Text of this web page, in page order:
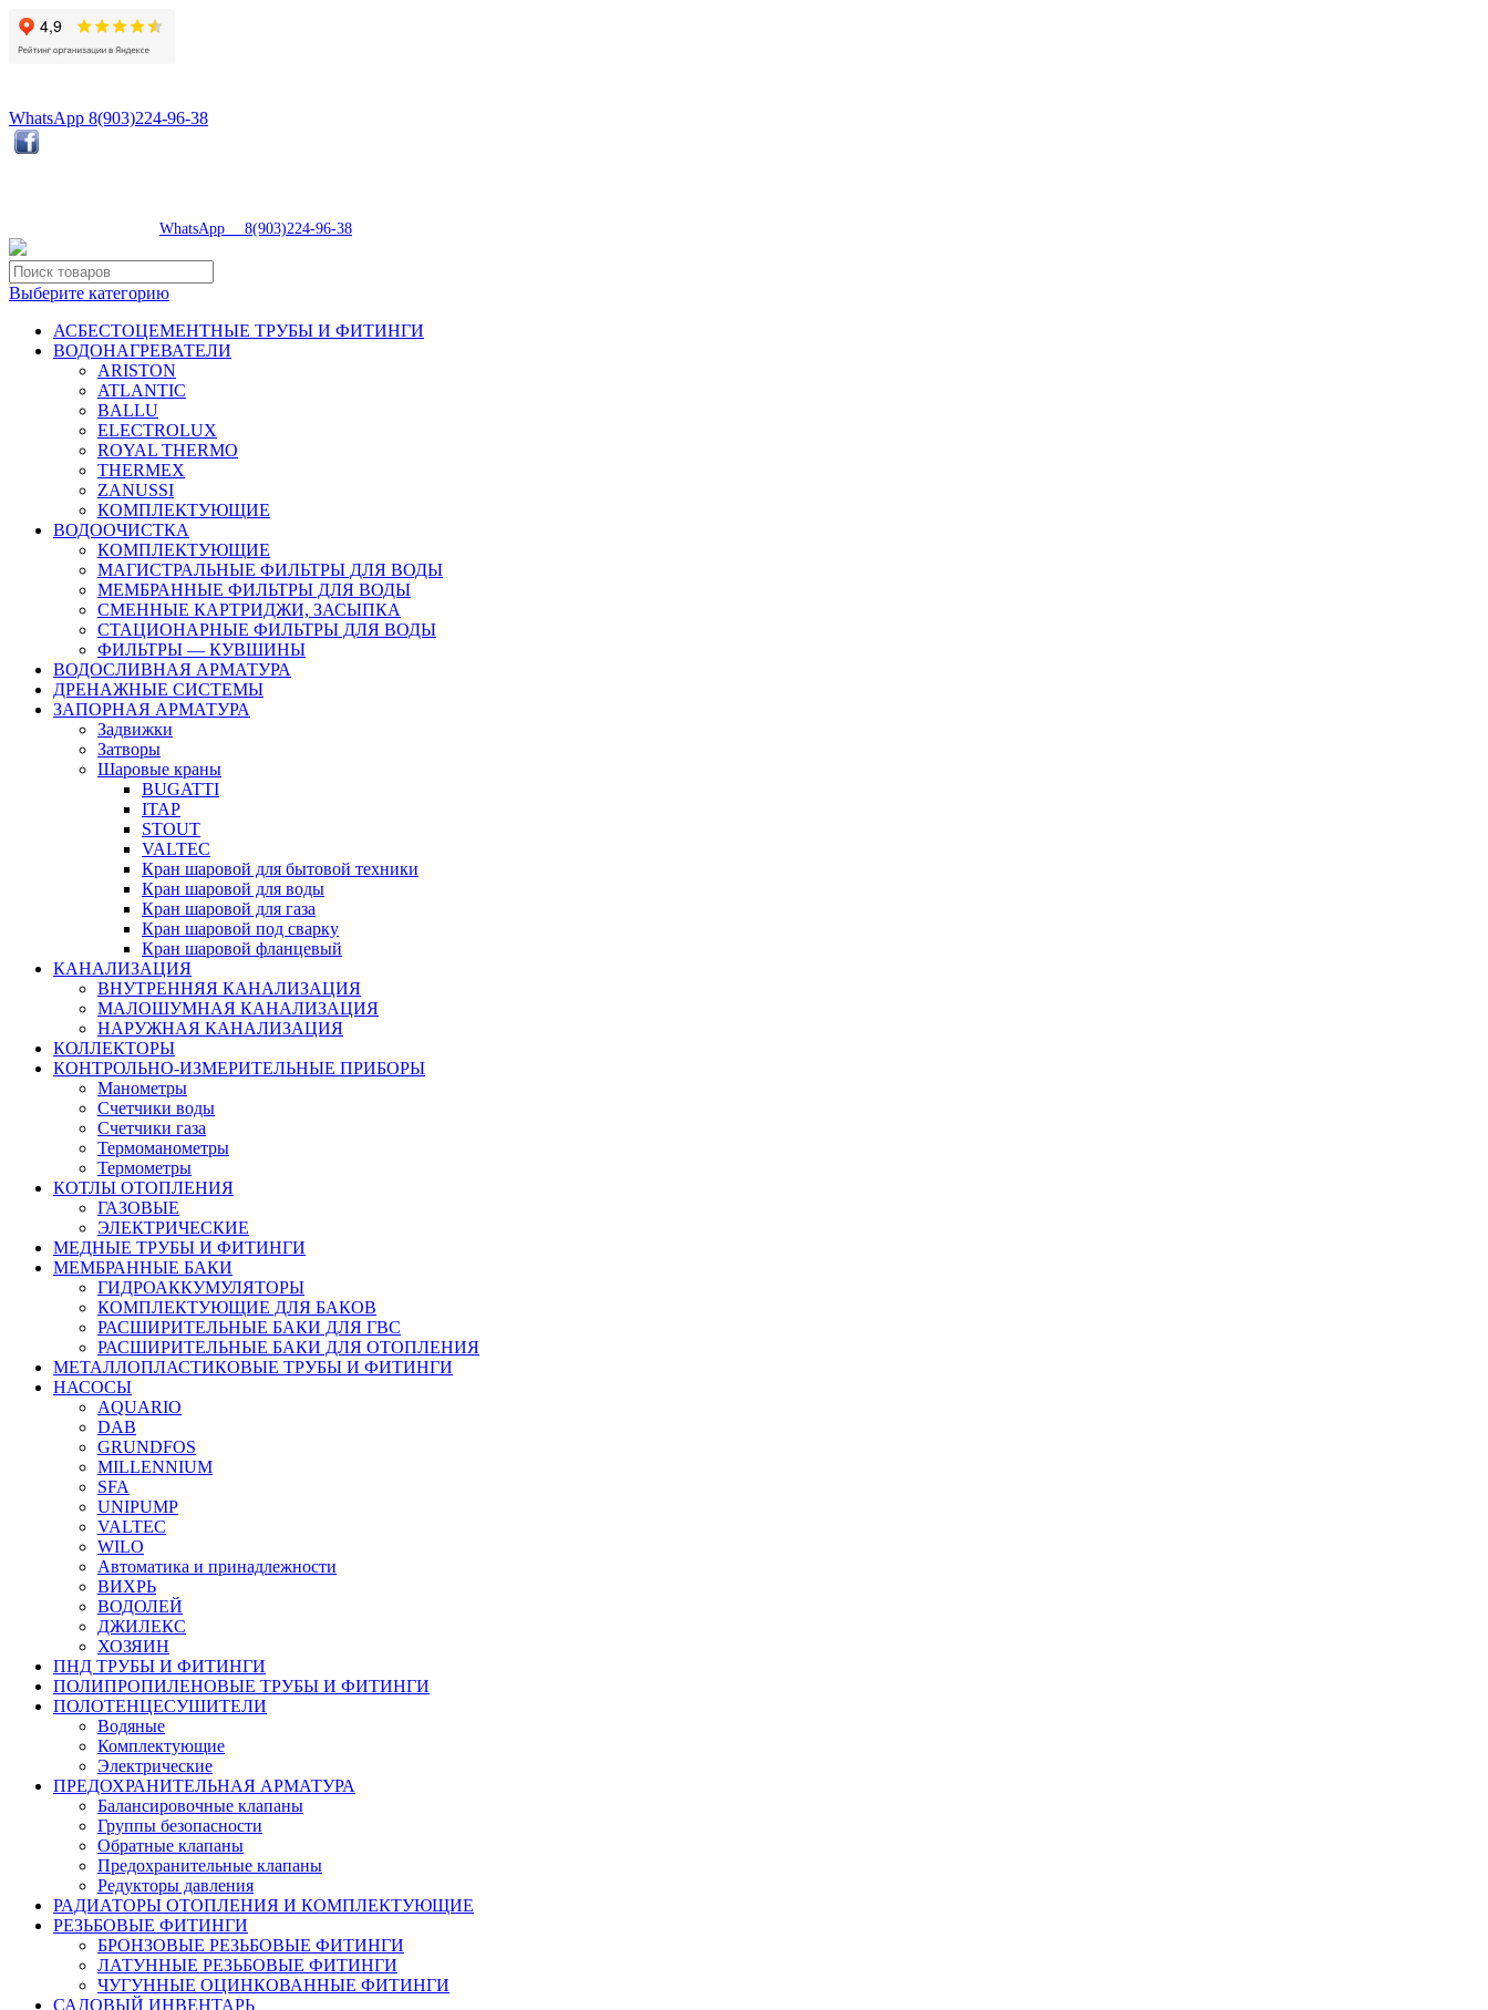
WhatsApp 8(903)224-96-38
WhatsApp 8(903)224-96-38
Выберите категорию
АСБЕСТОЦЕМЕНТНЫЕ ТРУБЫ И ФИТИНГИ
ВОДОНАГРЕВАТЕЛИ
ARISTON
ATLANTIC
BALLU
ELECTROLUX
ROYAL THERMO
THERMEX
ZANUSSI
КОМПЛЕКТУЮЩИЕ
ВОДООЧИСТКА
КОМПЛЕКТУЮЩИЕ
МАГИСТРАЛЬНЫЕ ФИЛЬТРЫ ДЛЯ ВОДЫ
МЕМБРАННЫЕ ФИЛЬТРЫ ДЛЯ ВОДЫ
СМЕННЫЕ КАРТРИДЖИ, ЗАСЫПКА
СТАЦИОНАРНЫЕ ФИЛЬТРЫ ДЛЯ ВОДЫ
ФИЛЬТРЫ — КУВШИНЫ
ВОДОСЛИВНАЯ АРМАТУРА
ДРЕНАЖНЫЕ СИСТЕМЫ
ЗАПОРНАЯ АРМАТУРА
Задвижки
Затворы
Шаровые краны
BUGATTI
ITAP
STOUT
VALTEC
Кран шаровой для бытовой техники
Кран шаровой для воды
Кран шаровой для газа
Кран шаровой под сварку
Кран шаровой фланцевый
КАНАЛИЗАЦИЯ
ВНУТРЕННЯЯ КАНАЛИЗАЦИЯ
МАЛОШУМНАЯ КАНАЛИЗАЦИЯ
НАРУЖНАЯ КАНАЛИЗАЦИЯ
КОЛЛЕКТОРЫ
КОНТРОЛЬНО-ИЗМЕРИТЕЛЬНЫЕ ПРИБОРЫ
Манометры
Счетчики воды
Счетчики газа
Термоманометры
Термометры
КОТЛЫ ОТОПЛЕНИЯ
ГАЗОВЫЕ
ЭЛЕКТРИЧЕСКИЕ
МЕДНЫЕ ТРУБЫ И ФИТИНГИ
МЕМБРАННЫЕ БАКИ
ГИДРОАККУМУЛЯТОРЫ
КОМПЛЕКТУЮЩИЕ ДЛЯ БАКОВ
РАСШИРИТЕЛЬНЫЕ БАКИ ДЛЯ ГВС
РАСШИРИТЕЛЬНЫЕ БАКИ ДЛЯ ОТОПЛЕНИЯ
МЕТАЛЛОПЛАСТИКОВЫЕ ТРУБЫ И ФИТИНГИ
НАСОСЫ
AQUARIO
DAB
GRUNDFOS
MILLENNIUM
SFA
UNIPUMP
VALTEC
WILO
Автоматика и принадлежности
ВИХРЬ
ВОДОЛЕЙ
ДЖИЛЕКС
ХОЗЯИН
ПНД ТРУБЫ И ФИТИНГИ
ПОЛИПРОПИЛЕНОВЫЕ ТРУБЫ И ФИТИНГИ
ПОЛОТЕНЦЕСУШИТЕЛИ
Водяные
Комплектующие
Электрические
ПРЕДОХРАНИТЕЛЬНАЯ АРМАТУРА
Балансировочные клапаны
Группы безопасности
Обратные клапаны
Предохранительные клапаны
Редукторы давления
РАДИАТОРЫ ОТОПЛЕНИЯ И КОМПЛЕКТУЮЩИЕ
РЕЗЬБОВЫЕ ФИТИНГИ
БРОНЗОВЫЕ РЕЗЬБОВЫЕ ФИТИНГИ
ЛАТУННЫЕ РЕЗЬБОВЫЕ ФИТИНГИ
ЧУГУННЫЕ ОЦИНКОВАННЫЕ ФИТИНГИ
САДОВЫЙ ИНВЕНТАРЬ